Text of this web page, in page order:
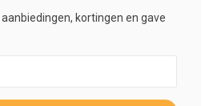
kortingen en gave